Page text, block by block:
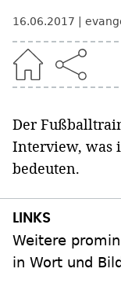
16.06.2017
Der
Interview, was
bedeuten.
Weitere
in Wort und Bild